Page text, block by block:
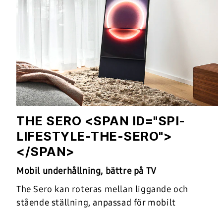
THE SERO <SPAN ID="SPI-
LIFESTYLE-THE-SERO">
</SPAN>
Mobil underhållning, bättre på TV
The Sero kan roteras mellan liggande och
stående ställning, anpassad för mobilt